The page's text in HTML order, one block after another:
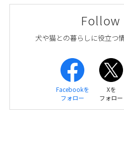
Follow
犬や猫との暮らしに役立つ
Facebookを
フォロー
Xを
フォロー